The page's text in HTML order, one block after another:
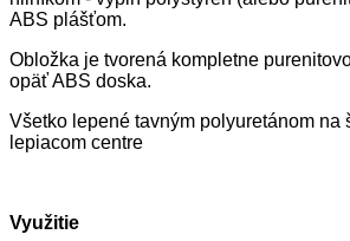
ABS plášťom.
Obložka je tvorená kompletne
opäť ABS doska.
Všetko lepené tavným polyuretánom na
lepiacom centre
Využitie